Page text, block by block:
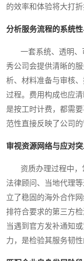
的效率和体验将大打折
分析服务流程的系统
一套系统、透明、
秀公司会提供清晰的
析、材料准备与审核
过程。费用构成也应
是按工时计费，都需
范性直接反映了公司
审视资源网络与应对
资质办理过程中，
法律顾问、当地代理
立了稳固的海外合作
排符合要求的第三方
当遇到官方发补通知
力，是检验其服务韧性